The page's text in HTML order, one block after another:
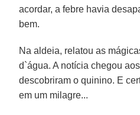
acordar, a febre havia
bem.
Na aldeia, relatou as
d`água. A notícia chegou
descobriram o quinino. E
em um milagre...